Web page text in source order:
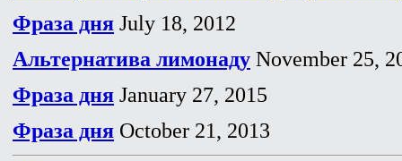
Фраза дня July 18, 2012
Альтернатива лимонаду November 25,
Фраза дня January 27, 2015
Фраза дня October 21, 2013